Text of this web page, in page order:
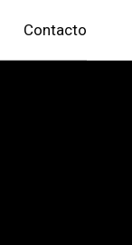
Contacto